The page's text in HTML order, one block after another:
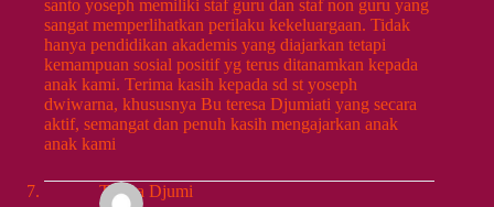
santo yoseph memiliki staf guru dan staf non guru yang
sangat memperlihatkan perilaku kekeluargaan. Tidak
hanya pendidikan akademis yang diajarkan tetapi
kemampuan sosial positif yg terus ditanamkan kepada
anak kami. Terima kasih kepada sd st yoseph
dwiwarna, khususnya Bu teresa Djumiati yang secara
aktif, semangat dan penuh kasih mengajarkan anak
anak kami
Teresa Djumi